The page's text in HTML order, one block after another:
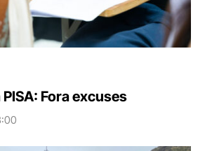
Fora excuses